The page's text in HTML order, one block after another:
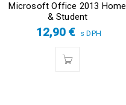
Microsoft Office 2013 Home
& Student
12,90€ s DPH